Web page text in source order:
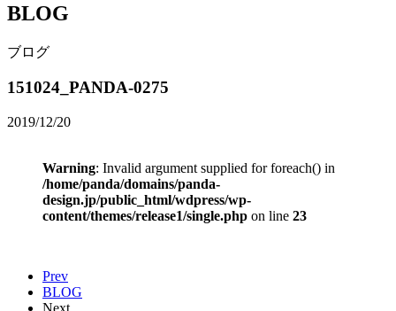
BLOG
ブログ
151024_PANDA-0275
2019/12/20
Warning: Invalid argument supplied for foreach() in
/home/panda/domains/panda-
design.jp/public_html/wdpress/wp-
content/themes/release1/single.php on line 23
Prev
BLOG